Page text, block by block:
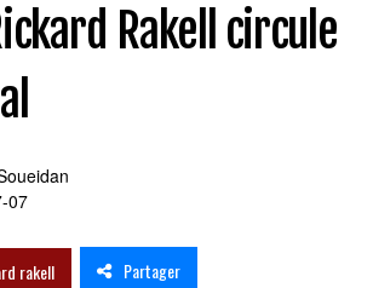
Rakell circule
07
rakell Partager